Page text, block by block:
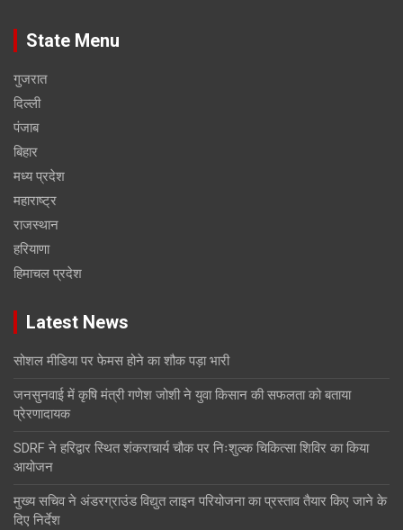
State Menu
गुजरात
दिल्ली
पंजाब
बिहार
मध्य प्रदेश
महाराष्ट्र
राजस्थान
हरियाणा
हिमाचल प्रदेश
Latest News
सोशल मीडिया पर फेमस होने का शौक पड़ा भारी
जनसुनवाई में कृषि मंत्री गणेश जोशी ने युवा किसान की सफलता को बताया
प्रेरणादायक
SDRF ने हरिद्वार स्थित शंकराचार्य चौक पर निःशुल्क चिकित्सा शिविर का किया
आयोजन
मुख्य सचिव ने अंडरग्राउंड विद्युत लाइन परियोजना का प्रस्ताव तैयार किए जाने के
दिए निर्देश